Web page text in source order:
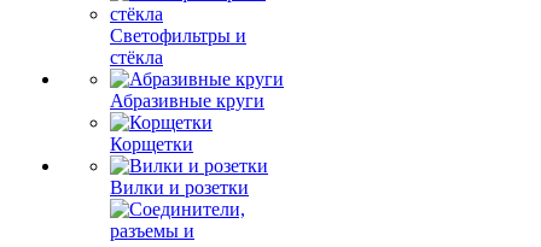
Светофильтры и
стёкла
Абразивные круги
Корщетки
Вилки и розетки